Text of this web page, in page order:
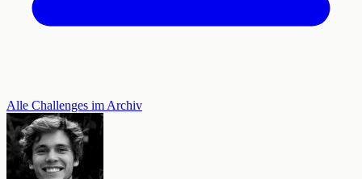
Alle Challenges im Archiv